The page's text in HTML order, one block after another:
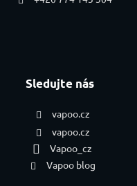
Sledujte nás
vapoo.cz
vapoo.cz
Vapoo_cz
Vapoo blog